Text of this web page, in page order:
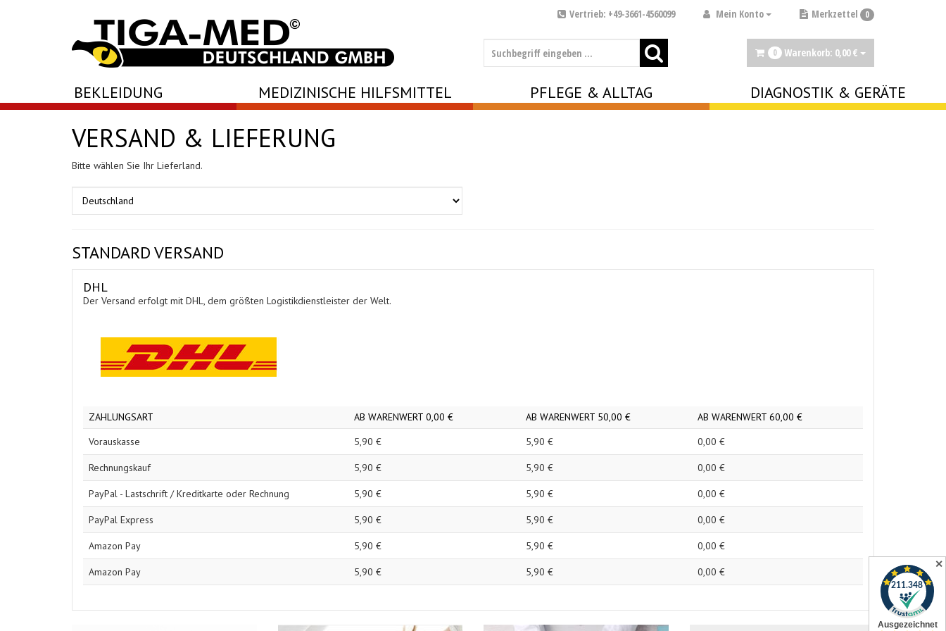
✕
Merkzettel 0
Mein Konto
Vertrieb: +49-3661-4560099
0 Warenkorb: 0,00 €
BEKLEIDUNG MEDIZINISCHE HILFSMITTEL PFLEGE & ALLTAG DIAGNOSTIK & GERÄTE
VERSAND & LIEFERUNG
Bitte wählen Sie Ihr Lieferland.
STANDARD VERSAND
DHL
Der Versand erfolgt mit DHL, dem größten Logistikdienstleister der Welt.
ZAHLUNGSART AB WARENWERT 0,00 € AB WARENWERT 50,00 € AB WARENWERT 60,00 €
Vorauskasse
5,90 € 5,90 € 0,00 €
Rechnungskauf 5,90 € 5,90 € 0,00 €
PayPal - Lastschrift / Kreditkarte oder Rechnung 5,90 € 5,90 € 0,00 €
PayPal Express 5,90 € 5,90 € 0,00 €
Amazon Pay 5,90 € 5,90 € 0,00 €
Amazon Pay 5,90 € 5,90 € 0,00 €